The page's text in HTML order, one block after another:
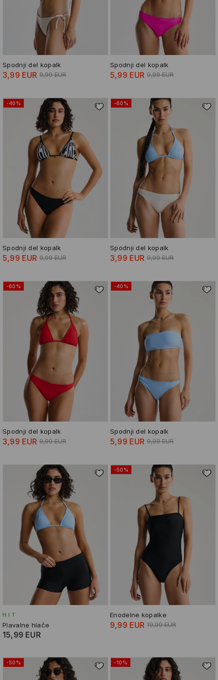
Spodnji del kopalk
3,99 EUR 9,99 EUR
Spodnji del kopalk
5,99 EUR 9,99 EUR
-40%
Spodnji del kopalk
5,99 EUR 9,99 EUR
-60%
Spodnji del kopalk
3,99 EUR 9,99 EUR
-60%
Spodnji del kopalk
3,99 EUR 9,99 EUR
-40%
Spodnji del kopalk
5,99 EUR 9,99 EUR
HIT
Plavalne hlače
15,99 EUR
-50%
Enodelne kopalke
9,99 EUR 19,99 EUR
-50% -10%